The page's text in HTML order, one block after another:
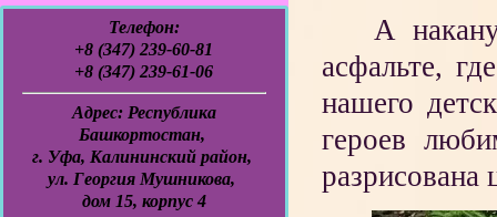
А
асфальте,
нашего
героев
Телефон:
+8 (347) 239-60-81
+8 (347) 239-61-06
Адрес: Республика
Башкортостан,
г. Уфа, Калининский район,
ул. Георгия Мушникова,
дом 15, корпус 4